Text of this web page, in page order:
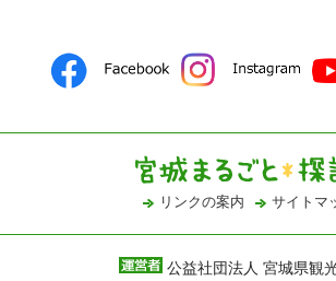
リンクの案内 サイトマ
公益社団法人 宮城県観